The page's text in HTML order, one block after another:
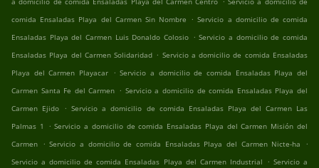
comida Ensaladas Playa del Carmen Sin Nombre . Servicio a domicilio de comida
Ensaladas Playa del Carmen Luis Donaldo Colosio . Servicio a domicilio de comida
Ensaladas Playa del Carmen Solidaridad . Servicio a domicilio de comida Ensaladas
Playa del Carmen Playacar . Servicio a domicilio de comida Ensaladas Playa del
Carmen Santa Fe del Carmen . Servicio a domicilio de comida Ensaladas Playa del
Carmen Ejido . Servicio a domicilio de comida Ensaladas Playa del Carmen Las
Palmas 1
. Servicio a domicilio de comida Ensaladas Playa del Carmen Misión del
Carmen . Servicio a domicilio de comida Ensaladas Playa del Carmen Nicte-ha
.
Servicio a domicilio de comida Ensaladas Playa del Carmen Industrial . Servicio a